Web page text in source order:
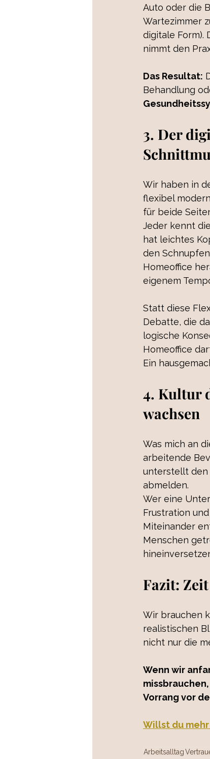
Auto oder die
Wartezimmer
digitale Form).
nimmt den
Das Resultat:
Behandlung
3. Der
Wir haben in
flexibel
für beide
Jeder kennt
hat leichtes
den
Homeoffice
eigenem
Statt diese
Debatte, die
logische
Homeoffice
Ein
4. Kultur
wachsen
Was mich an
arbeitende
unterstellt den
abmelden.
Wer eine
Frustration
Miteinander
Menschen
Fazit:
Wir brauchen
realistischen
nicht nur die
Wenn wir
Vorrang vor
Willst du
Arbeitsalltag